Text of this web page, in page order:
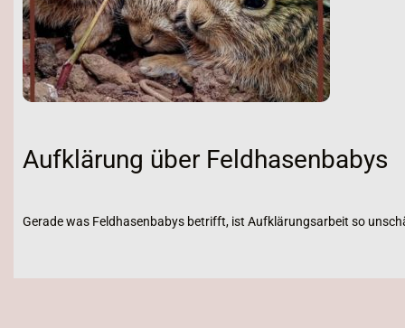
Aufklärung über Feldhasenbabys
Gerade was Feldhasenbabys betrifft, ist Aufklärungsarbeit so